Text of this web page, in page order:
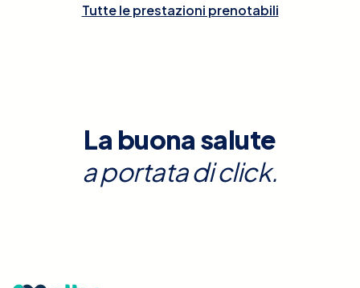
Tutte le prestazioni prenotabili
La buona salute
a portata di click.